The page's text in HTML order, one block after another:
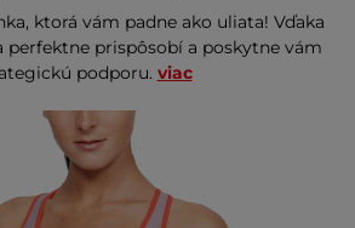
ktorá vám padne ako uliata! Vďaka
perfektne prispôsobí a poskytne vám
podporu. viac